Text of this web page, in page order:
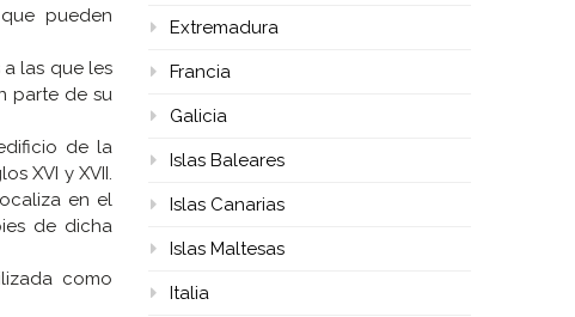
pueden
a las que les
parte de su
de la
XVI y XVII.
en el
de dicha
como
Extremadura
Francia
Galicia
Islas Baleares
Islas Canarias
Islas Maltesas
Italia